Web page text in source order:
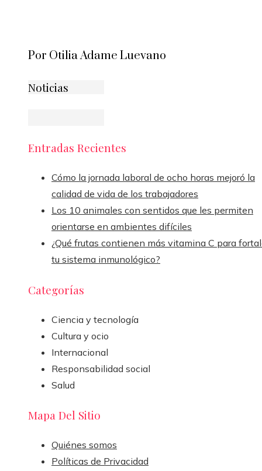
Por Otilia Adame Luevano
Noticias
Entradas Recientes
Cómo la jornada laboral de ocho horas mejoró la
calidad de vida de los trabajadores
Los 10 animales con sentidos que les permiten
orientarse en ambientes difíciles
¿Qué frutas contienen más vitamina C para
tu sistema inmunológico?
Categorías
Ciencia y tecnología
Cultura y ocio
Internacional
Responsabilidad social
Salud
Mapa Del Sitio
Quiénes somos
Políticas de Privacidad